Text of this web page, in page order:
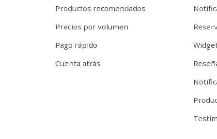
Productos recomendados
Precios por volumen
Pago rápido
Cuenta atrás